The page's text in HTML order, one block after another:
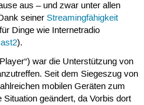
aus – und zwar unter allen
seiner Streamingfähigkeit
Dinge wie Internetradio
).
war die Unterstützung von
Seit dem Siegeszug von
mobilen Geräten zum
geändert, da Vorbis dort